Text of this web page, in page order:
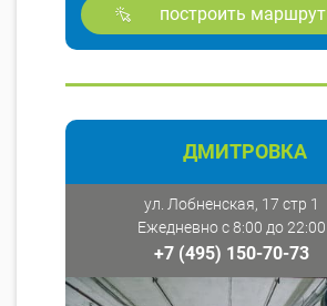
построить маршрут
ДМИТРОВКА
ул. Лобненская, 17 стр 1
Ежедневно с 8:00 до 22:00
+7 (495) 150-70-73